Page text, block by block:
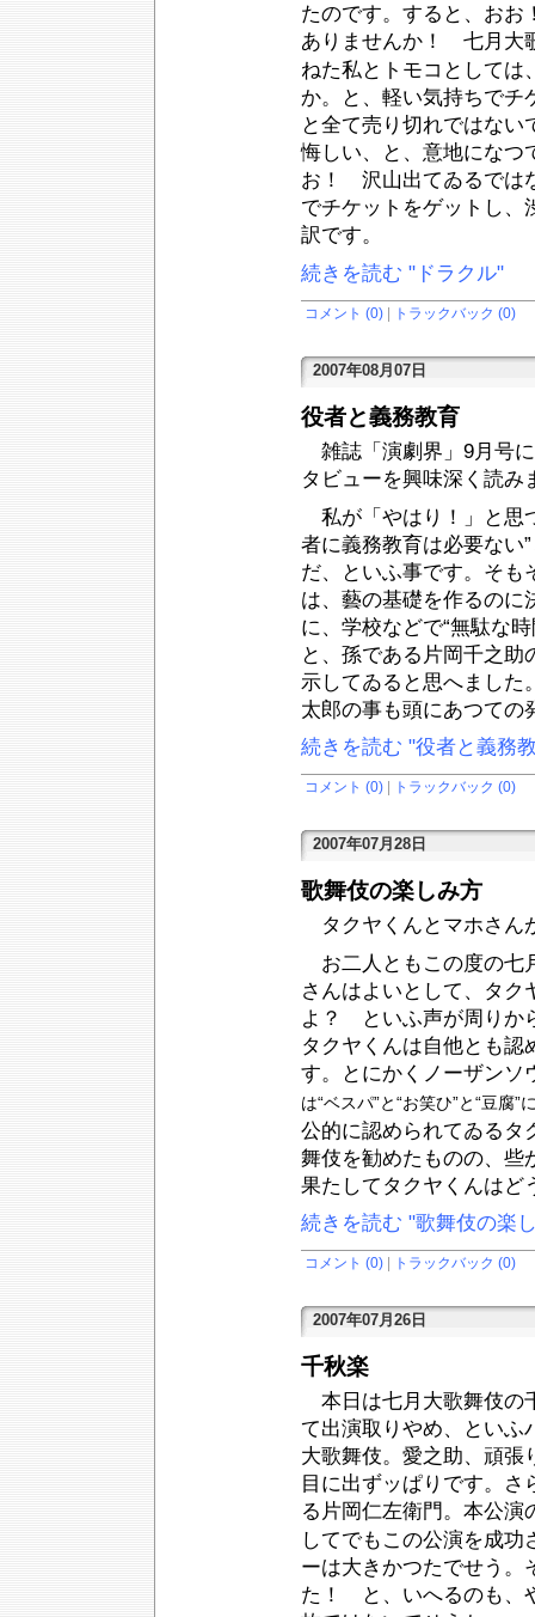
たのです。すると、お
ありませんか！ 七月大
ねた私とトモコとしては
か。と、軽い気持ちで
と全て売り切れではな
悔しい、と、意地になつ
お！ 沢山出てゐるでは
でチケットをゲットし、
訳です。
続きを読む "ドラクル"
コメント (0) トラックバック (0)
2007年08月07日
役者と義務教育
雑誌「演劇界」9月号
タビューを興味深く読み
私が「やはり！」と思
者に義務教育は必要ない
だ、といふ事です。そも
は、藝の基礎を作るのに
に、学校などで“無駄な
と、孫である片岡千之
示してゐると思へました
太郎の事も頭にあつての
続きを読む "役者と義務
コメント (0) トラックバック (0)
2007年07月28日
歌舞伎の楽しみ方
タクヤくんとマホさん
お二人ともこの度の七
さんはよいとして、タク
よ？ といふ声が周りか
タクヤくんは自他とも認
す。とにかくノーザンソ
は“ベスパ”と“お笑ひ”と“豆腐
公的に認められてゐるタ
舞伎を勧めたものの、些
果たしてタクヤくんはど
続きを読む "歌舞伎の楽
コメント (0) トラックバック (0)
2007年07月26日
千秋楽
本日は七月大歌舞伎の
て出演取りやめ、といふ
大歌舞伎。愛之助、頑張
目に出ずッぱりです。さ
る片岡仁左衛門。本公演
してでもこの公演を成
ーは大きかつたでせう。
た！ と、いへるのも、